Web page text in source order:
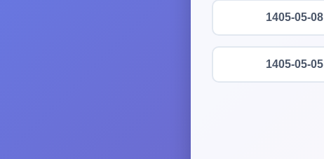
1405-05-08
1405-05-05